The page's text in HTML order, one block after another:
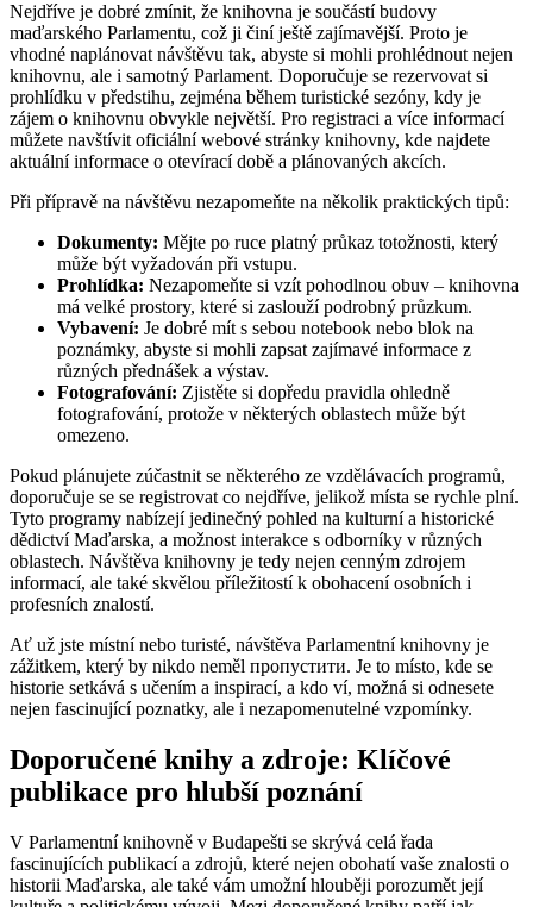
Nejdříve je dobré zmínit, že knihovna je součástí budovy
maďarského Parlamentu, což ji činí ještě zajímavější. Proto je
vhodné naplánovat návštěvu tak, abyste si mohli prohlédnout nejen
knihovnu, ale i samotný Parlament. Doporučuje se rezervovat si
prohlídku v předstihu, zejména během turistické sezóny, kdy je
zájem o knihovnu obvykle největší. Pro registraci a více informací
můžete navštívit oficiální webové stránky knihovny, kde najdete
aktuální informace o otevírací době a plánovaných akcích.
Při přípravě na návštěvu nezapomeňte na několik praktických tipů:
Dokumenty: Mějte po ruce platný průkaz totožnosti, který
může být vyžadován při vstupu.
Prohlídka: Nezapomeňte si vzít pohodlnou obuv – knihovna
má velké prostory, které si zaslouží podrobný průzkum.
Vybavení: Je dobré mít s sebou notebook nebo blok na
poznámky, abyste si mohli zapsat zajímavé informace z
různých přednášek a výstav.
Fotografování: Zjistěte si dopředu pravidla ohledně
fotografování, protože v některých oblastech může být
omezeno.
Pokud plánujete zúčastnit se některého ze vzdělávacích programů,
doporučuje se se registrovat co nejdříve, jelikož místa se rychle plní.
Tyto programy nabízejí jedinečný pohled na kulturní a historické
dědictví Maďarska, a možnost interakce s odborníky v různých
oblastech. Návštěva knihovny je tedy nejen cenným zdrojem
informací, ale také skvělou příležitostí k obohacení osobních i
profesních znalostí.
Ať už jste místní nebo turisté, návštěva Parlamentní knihovny je
zážitkem, který by nikdo neměl пропустити. Je to místo, kde se
historie setkává s učením a inspirací, a kdo ví, možná si odnesete
nejen fascinující poznatky, ale i nezapomenutelné vzpomínky.
Doporučené knihy a zdroje: Klíčové
publikace pro hlubší poznání
V Parlamentní knihovně v Budapešti se skrývá celá řada
fascinujících publikací a zdrojů, které nejen obohatí vaše znalosti o
historii Maďarska, ale také vám umožní hlouběji porozumět její